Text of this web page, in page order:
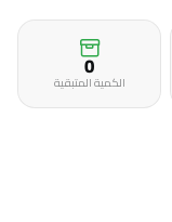
0
الكمية المتبقية